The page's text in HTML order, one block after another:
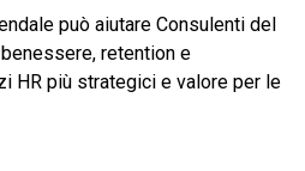
può aiutare Consulenti del
retention e
HR più strategici e valore per le